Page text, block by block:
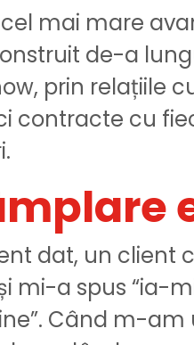
mai mare
de-a
prin relațiile
contracte cu
dat, un client
mi-a spus “ia-
Când m-am